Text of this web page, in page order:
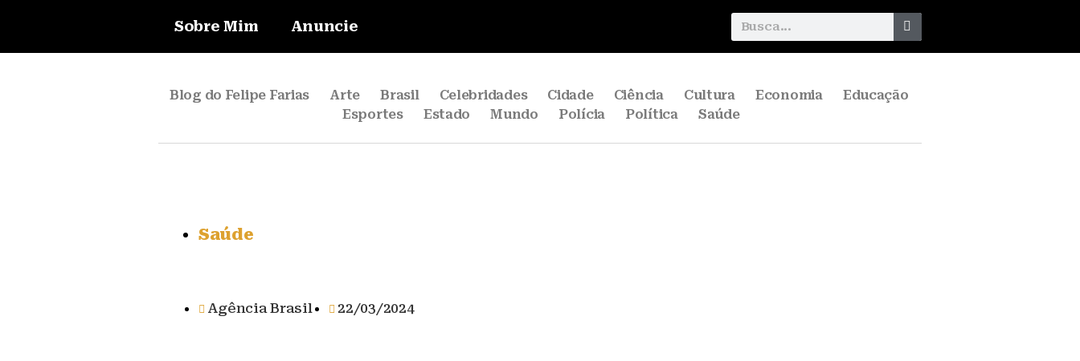
Sobre Mim Anuncie
Blog do Felipe Farias Arte Brasil Celebridades Cidade Ciência Cultura Economia
Educação
Esportes
Estado Mundo Polícia Política Saúde
Saúde
Agência Brasil 22/03/2024